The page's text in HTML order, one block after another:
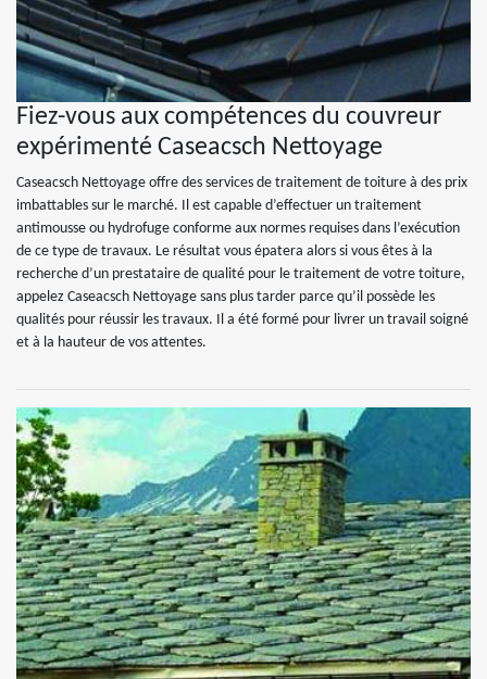
Fiez-vous aux compétences du couvreur
expérimenté Caseacsch Nettoyage
Caseacsch Nettoyage offre des services de traitement de toiture à des prix
imbattables sur le marché. Il est capable d’effectuer un traitement
antimousse ou hydrofuge conforme aux normes requises dans l’exécution
de ce type de travaux. Le résultat vous épatera alors si vous êtes à la
recherche d’un prestataire de qualité pour le traitement de votre toiture,
appelez Caseacsch Nettoyage sans plus tarder parce qu’il possède les
qualités pour réussir les travaux. Il a été formé pour livrer un travail soigné
et à la hauteur de vos attentes.